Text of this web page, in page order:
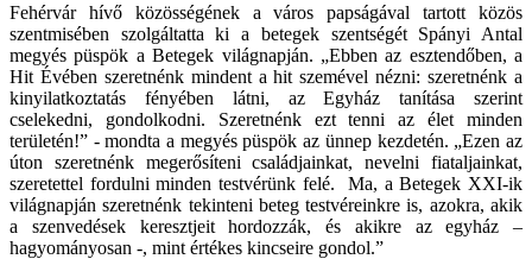
Fehérvár hívő közösségének a város papságával tartott közös
szentmisében szolgáltatta ki a betegek szentségét Spányi Antal
megyés püspök a Betegek világnapján. „Ebben az esztendőben, a
Hit Évében szeretnénk mindent a hit szemével nézni: szeretnénk a
kinyilatkoztatás fényében látni, az Egyház tanítása szerint
cselekedni, gondolkodni. Szeretnénk ezt tenni az élet minden
területén!” - mondta a megyés püspök az ünnep kezdetén. „Ezen az
úton szeretnénk megerősíteni családjainkat, nevelni fiataljainkat,
szeretettel fordulni minden testvérünk felé. Ma, a Betegek XXI-ik
világnapján szeretnénk tekinteni beteg testvéreinkre is, azokra, akik
a szenvedések keresztjeit hordozzák, és akikre az egyház –
hagyományosan -, mint értékes kincseire gondol.”